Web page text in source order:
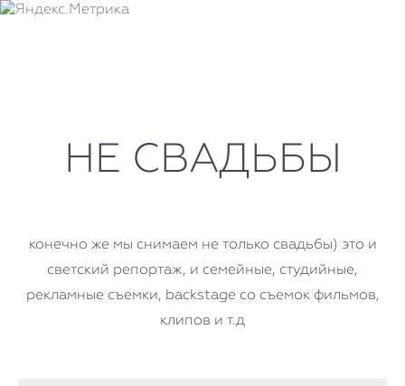
НЕ СВАДЬБЫ
конечно же мы снимаем не только свадьбы) это и
светский репортаж, и семейные, студийные,
рекламные съемки, backstage со съемок фильмов,
клипов и т.д